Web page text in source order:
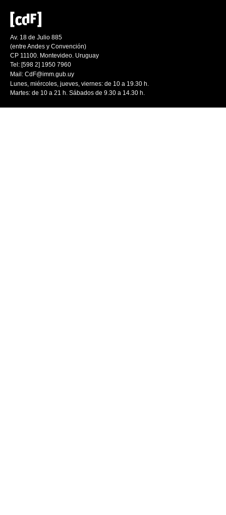
Av. 18 de Julio 885
(entre Andes y Convención)
CP 11100. Montevideo. Uruguay
Tel: [598 2] 1950 7960
Mail: CdF@imm.gub.uy
Lunes, miércoles, jueves, viernes: de 10 a 19.30 h.
Martes: de 10 a 21 h. Sábados de 9.30 a 14.30 h.